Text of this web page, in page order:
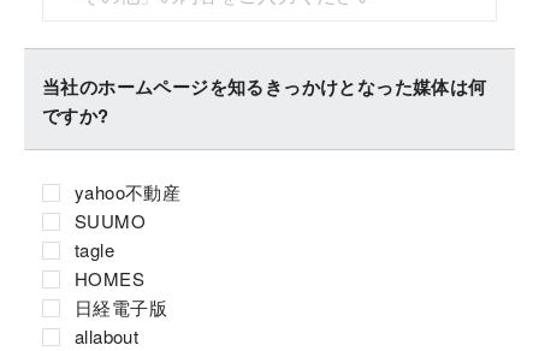
当社のホームページを知るきっかけとなった媒体は何
ですか?
yahoo不動産
SUUMO
tagle
HOMES
日経電子版
allabout